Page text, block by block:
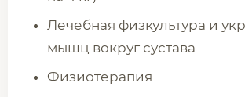
Лечебная физкультура и
мышц вокруг сустава
Физиотерапия